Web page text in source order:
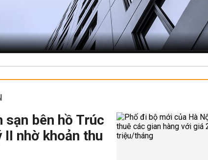
sạn bên hồ Trúc
II nhờ khoản thu